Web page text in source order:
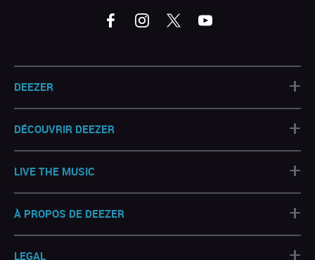
DEEZER +
DÉCOUVRIR DEEZER +
LIVE THE MUSIC +
À PROPOS DE DEEZER +
LEGAL +